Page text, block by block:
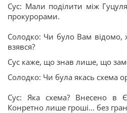
Сус: Мали поділити між
прокурорами.
Солодко: Чи було Вам відомо,
взявся?
Сус каже, що знав лише, що
Солодко: Чи була якась схема
Сус: Яка схема? Внесено в
Конретно лише гроші... без